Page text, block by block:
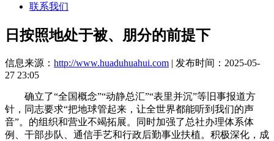
联系我们
日按照地处于被、朋分的前提下
信息来源： http://www.huaduhuahui.com | 发布时间：2025-05-
27 23:05
确立了“全国概念”“动静总汇”“表里并沉”等旧事报道方
针，同志要求“把地球管起来，让全世界都能听到我们的声
音”。的组织和营业不竭拓展。同时加强了总社办理体系体
例、干部步队、通信手艺和行政后勤事业扶植。积极深化，成